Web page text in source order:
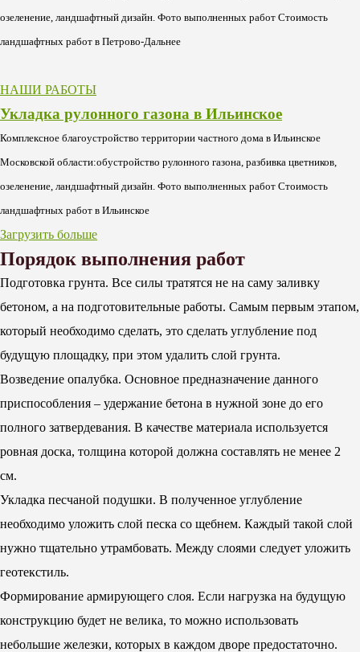
озеленение, ландшафтный дизайн. Фото выполненных работ Стоимость
ландшафтных работ в Петрово-Дальнее
НАШИ РАБОТЫ
Укладка рулонного газона в Ильинское
Комплексное благоустройство территории частного дома в Ильинское
Московской области:обустройство рулонного газона, разбивка цветников,
озеленение, ландшафтный дизайн. Фото выполненных работ Стоимость
ландшафтных работ в Ильинское
Загрузить больше
Порядок выполнения работ
Подготовка грунта. Все силы тратятся не на саму заливку
бетоном, а на подготовительные работы. Самым первым этапом,
который необходимо сделать, это сделать углубление под
будущую площадку, при этом удалить слой грунта.
Возведение опалубка. Основное предназначение данного
приспособления – удержание бетона в нужной зоне до его
полного затвердевания. В качестве материала используется
ровная доска, толщина которой должна составлять не менее 2
см.
Укладка песчаной подушки. В полученное углубление
необходимо уложить слой песка со щебнем. Каждый такой слой
нужно тщательно утрамбовать. Между слоями следует уложить
геотекстиль.
Формирование армирующего слоя. Если нагрузка на будущую
конструкцию будет не велика, то можно использовать
небольшие железки, которых в каждом дворе предостаточно.